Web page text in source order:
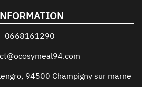
0668161290
, 94500 Champigny sur marne